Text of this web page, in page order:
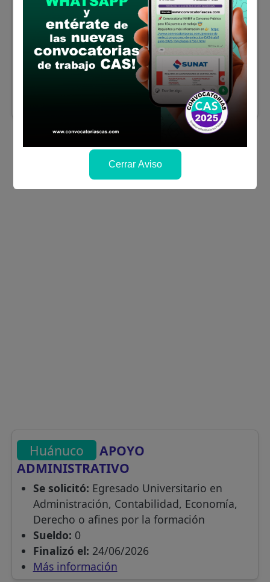
ADMINISTRATIVO
Se solicitó:Bachiller en Administración,
Contabilidad, Derecho o afines por la
formación
Sueldo:0
24/06/2026
Huánuco
APOYO
ADMINISTRATIVO
Se solicitó: Egresado Universitario en
Administración, Contabilidad, Economía,
Derecho o afines por la formación
Sueldo: 0
Finalizó el: 24/06/2026
Más información
Cerrar Aviso